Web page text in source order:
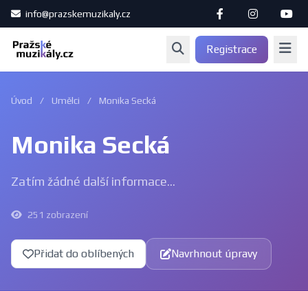
info@prazskemuzikaly.cz
Registrace
Úvod / Umělci / Monika Secká
Monika Secká
Zatím žádné další informace...
251 zobrazení
Přidat do oblíbených Navrhnout úpravy